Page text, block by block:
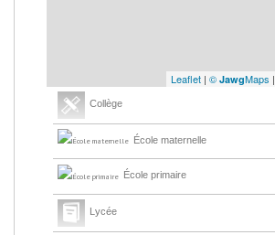
Leaflet | © JawgMaps |
Collège
École maternelle
École primaire
Lycée